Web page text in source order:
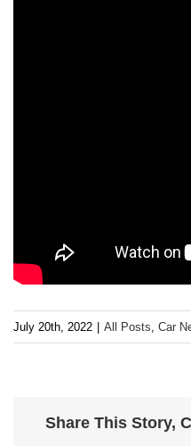
July 20th, 2022 All Posts Car
Share This Story,